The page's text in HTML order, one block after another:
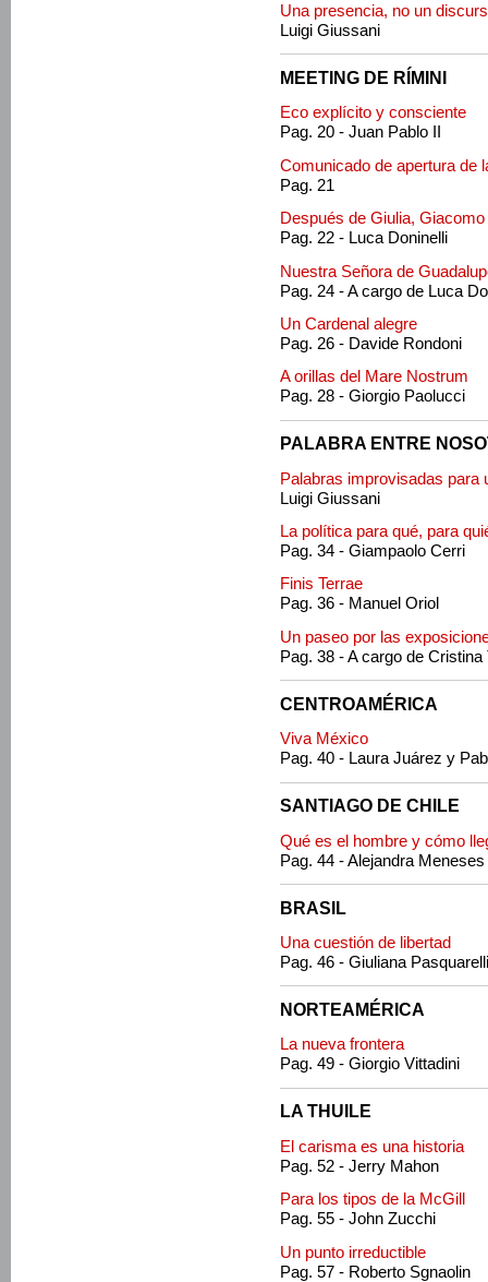
Una presencia, no un
Luigi Giussani
MEETING DE RÍMINI
Eco explícito y consciente
Pag. 20 - Juan Pablo II
Comunicado de apertura de
Pag. 21
Después de Giulia, Giacomo
Pag. 22 - Luca Doninelli
Nuestra Señora de
Pag. 24 - A cargo de Luca
Un Cardenal alegre
Pag. 26 - Davide Rondoni
A orillas del Mare Nostrum
Pag. 28 - Giorgio Paolucci
PALABRA ENTRE
Palabras improvisadas para
Luigi Giussani
La política para qué, para
Pag. 34 - Giampaolo Cerri
Finis Terrae
Pag. 36 - Manuel Oriol
Un paseo por las
Pag. 38 - A cargo de Cristina
CENTROAMÉRICA
Viva México
Pag. 40 - Laura Juárez y
SANTIAGO DE CHILE
Qué es el hombre y cómo
Pag. 44 - Alejandra Meneses
BRASIL
Una cuestión de libertad
Pag. 46 - Giuliana
NORTEAMÉRICA
La nueva frontera
Pag. 49 - Giorgio Vittadini
LA THUILE
El carisma es una historia
Pag. 52 - Jerry Mahon
Para los tipos de la McGill
Pag. 55 - John Zucchi
Un punto irreductible
Pag. 57 - Roberto Sgnaolin